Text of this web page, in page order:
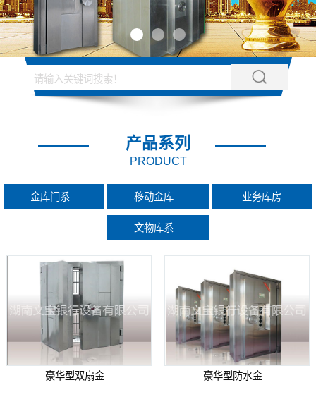
产品系列
PRODUCT
金库门系... 移动金库... 业务库房
文物库系...
豪华型双扇金... 豪华型防水金...